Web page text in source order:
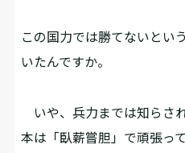
――この国力では勝てないと
いたんですか。
いや、兵力までは知らさ
本は「臥薪嘗胆」で頑張っ